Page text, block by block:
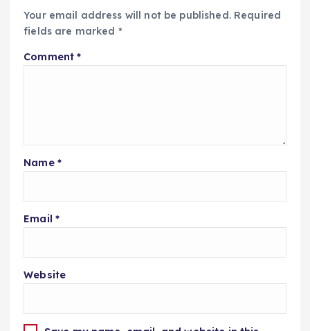
Your email address will not be published. Required
fields are marked *
Comment*
Name *
Email *
Website